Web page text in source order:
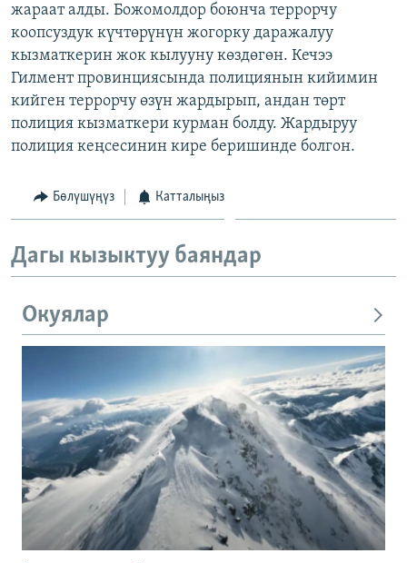
АЗАТТЫК+
ЫҢГАЙСЫЗ СУРООЛОР
ЭЕ/АРнун бардык сайттары
жараат алды. Божомолдор боюнча террорчу
коопсуздук күчтөрүнүн жогорку даражалуу
кызматкерин жок кылууну көздөгөн. Кечээ
Гилмент провинциясында полициянын кийимин
кийген террорчу өзүн жардырып, андан төрт
полиция кызматкери курман болду. Жардыруу
полиция кеңсесинин кире беришинде болгон.
Бөлүшүңүз Катталыңыз
Дагы кызыктуу баяндар
Окуялар